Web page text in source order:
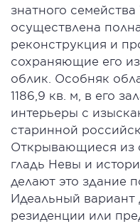
знатного
осуществлена
реконструкция и
сохраняющие его
облик. Особняк
1186,9 кв. м, в его
интерьеры с
старинной
Открывающиеся из
гладь Невы и
делают это здание
Идеальный
резиденции или